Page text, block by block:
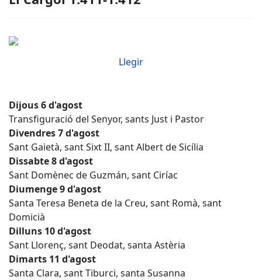
Llegir
Dijous 6 d'agost
Transfiguració del Senyor, sants Just i Pastor
Divendres 7 d'agost
Sant Gaietà, sant Sixt II, sant Albert de Sicília
Dissabte 8 d'agost
Sant Domènec de Guzmán, sant Ciríac
Diumenge 9 d'agost
Santa Teresa Beneta de la Creu, sant Romà, sant
Domicià
Dilluns 10 d'agost
Sant Llorenç, sant Deodat, santa Astèria
Dimarts 11 d'agost
Santa Clara, sant Tiburci, santa Susanna